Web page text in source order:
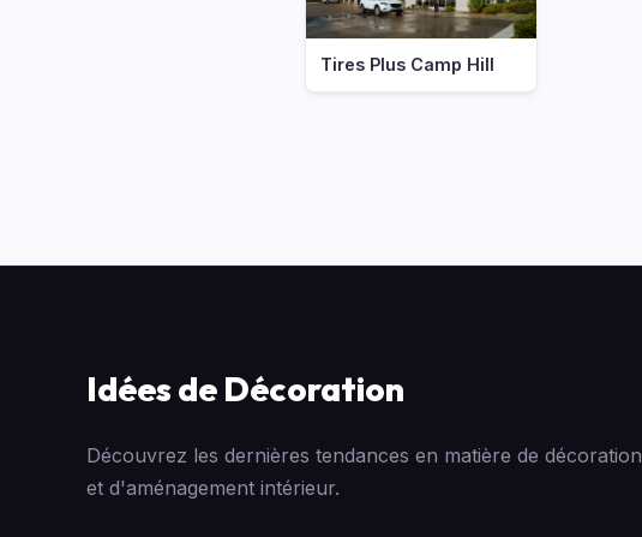
Tires Plus Camp Hill
Idées de Décoration
Découvrez les dernières tendances en matière de décoration
et d'aménagement intérieur.